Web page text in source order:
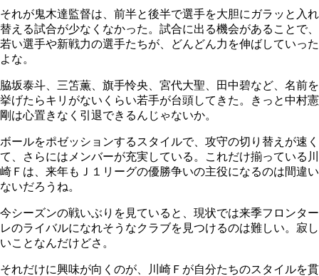
それが鬼木達監督は、前半と後半で選手を大胆にガラッと入れ
替える試合が少なくなかった。試合に出る機会があることで、
若い選手や新戦力の選手たちが、どんどん力を伸ばしていった
よな。
脇坂泰斗、三笘薫、旗手怜央、宮代大聖、田中碧など、名前を
挙げたらキリがないくらい若手が台頭してきた。きっと中村憲
剛は心置きなく引退できるんじゃないか。
ボールをポゼッションするスタイルで、攻守の切り替えが速く
て、さらにはメンバーが充実している。これだけ揃っている川
崎Ｆは、来年もＪ１リーグの優勝争いの主役になるのは間違い
ないだろうね。
今シーズンの戦いぶりを見ていると、現状では来季フロンター
レのライバルになれそうなクラブを見つけるのは難しい。寂し
いことなんだけどさ。
それだけに興味が向くのが、川崎Ｆが自分たちのスタイルを貫